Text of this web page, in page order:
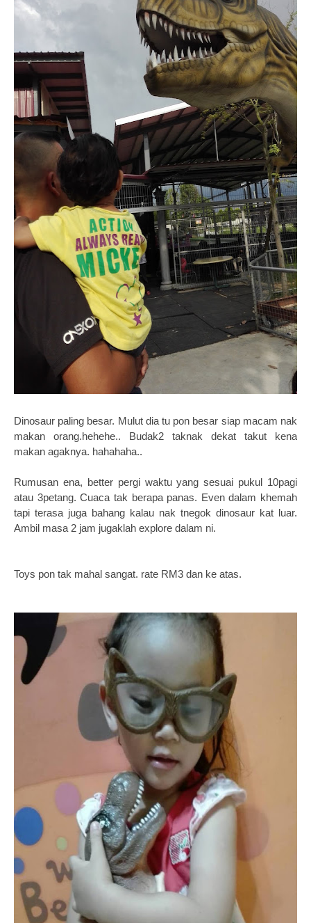
Dinosaur paling besar. Mulut dia tu pon besar siap macam nak
makan orang.hehehe.. Budak2 taknak dekat takut kena
makan agaknya. hahahaha..
Rumusan ena, better pergi waktu yang sesuai pukul 10pagi
atau 3petang. Cuaca tak berapa panas. Even dalam khemah
tapi terasa juga bahang kalau nak tnegok dinosaur kat luar.
Ambil masa 2 jam jugaklah explore dalam ni.
Toys pon tak mahal sangat. rate RM3 dan ke atas.